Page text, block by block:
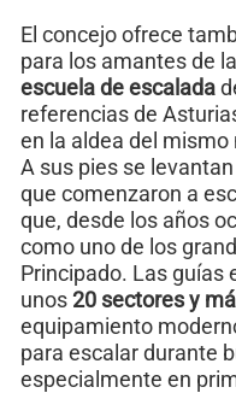
El concejo ofrece
para los amantes de
escuela de escalada
referencias de
en la aldea del
A sus pies se
que comenzaron a
que, desde los años
como uno de los
Principado. Las guías
unos20 sectores y
equipamiento
para escalar durante
especialmente en